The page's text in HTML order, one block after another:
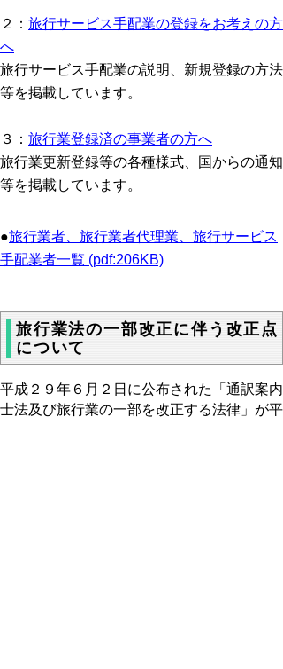
２： 旅行サービス手配業の登録をお考えの方
へ
旅行サービス手配業の説明、新規登録の方法
等を掲載しています。
３： 旅行業登録済の事業者の方へ
旅行業更新登録等の各種様式、国からの通知
等を掲載しています。
●旅行業者、旅行業者代理業、旅行サービス
手配業者一覧 (pdf:206KB)
旅行業法の一部改正に伴う改正点
について
平成２９年６月２日に公布された「通訳案内
士法及び旅行業の一部を改正する法律」が平